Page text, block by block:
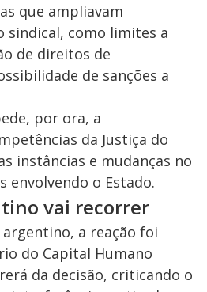
que ampliavam
sindical, como limites a
de direitos de
de sanções a
por ora, a
da Justiça do
instâncias e mudanças no
envolvendo o Estado.
vai recorrer
a reação foi
do Capital Humano
da decisão, criticando o